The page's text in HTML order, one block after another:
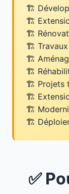
Projets
✅